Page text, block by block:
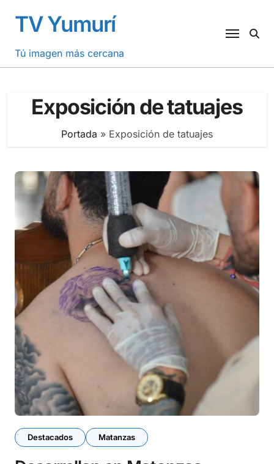
contenido
TV Yumurí
Tú imagen más cercana
Exposición de tatuajes
Portada » Exposición de tatuajes
Destacados Matanzas